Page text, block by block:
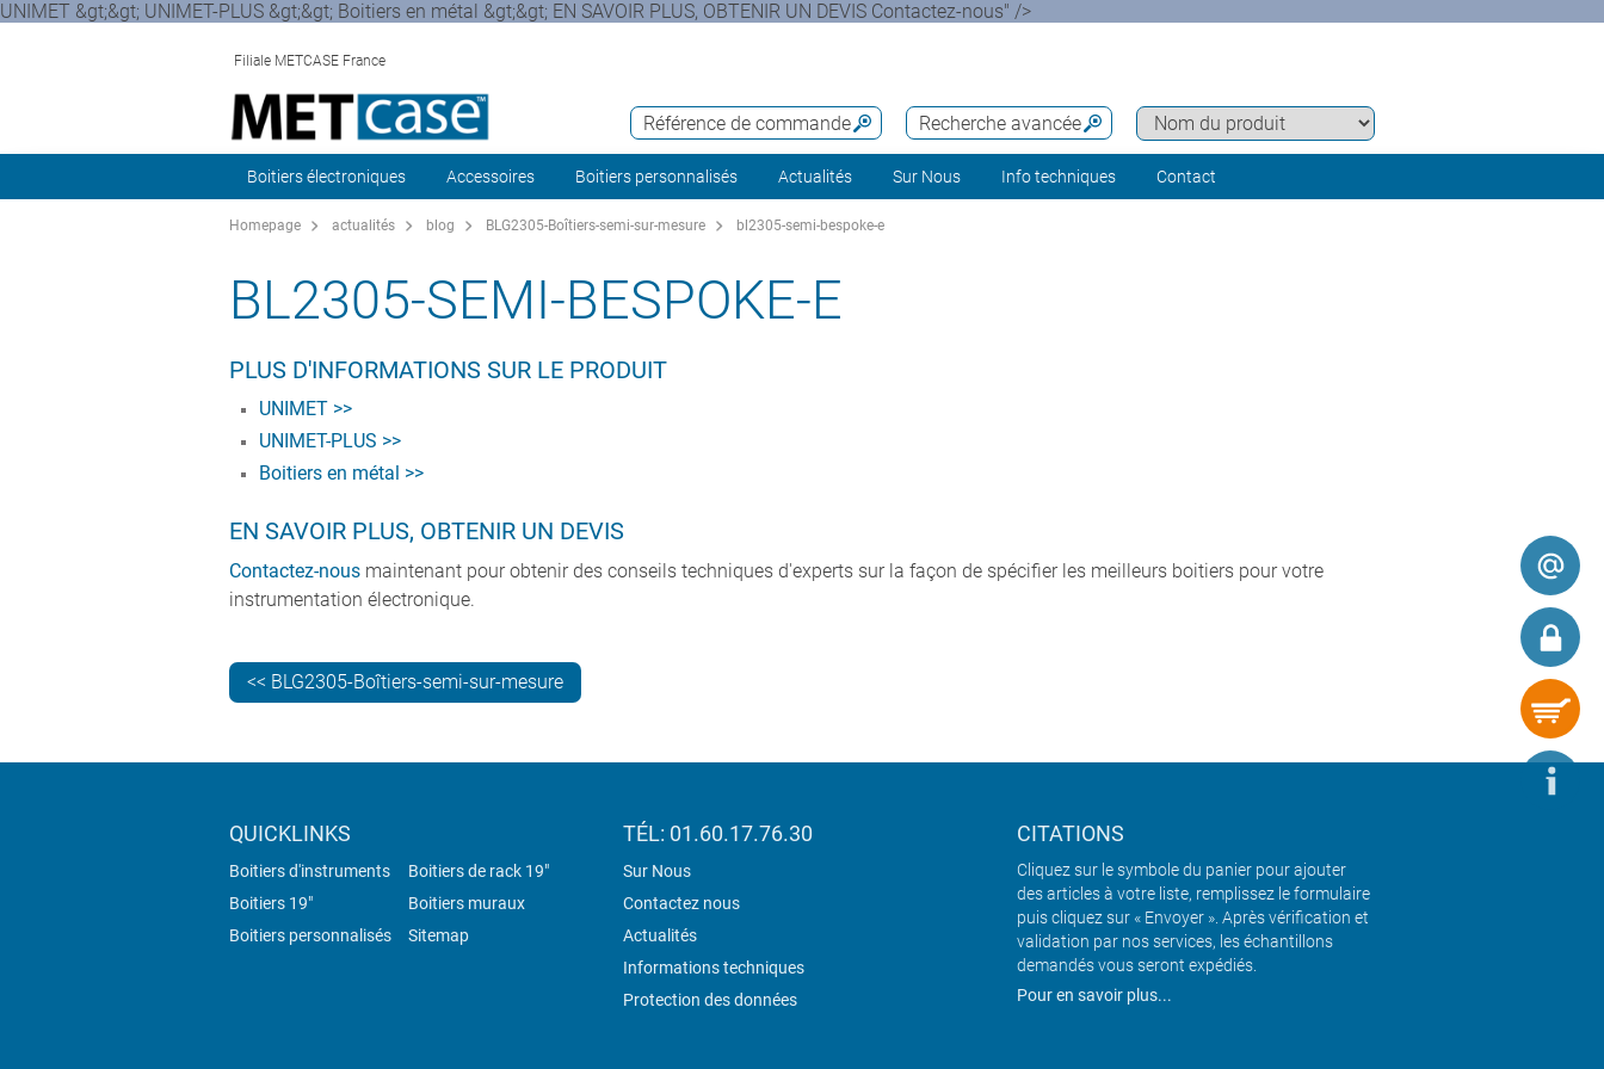
UNIMET &gt;&gt; UNIMET-PLUS &gt;&gt; Boitiers en métal &gt;&gt; EN SAVOIR PLUS, OBTENIR UN DEVIS Contactez-nous" />
Filiale METCASE France
Recherche avancée
Référence de commande
Boitiers électroniques Accessoires Boitiers personnalisés Actualités Sur Nous Info techniques Contact
Homepage actualités blog BLG2305-Boîtiers-semi-sur-mesure bl2305-semi-bespoke-e
BL2305-SEMI-BESPOKE-E
PLUS D'INFORMATIONS SUR LE PRODUIT
UNIMET >>
UNIMET-PLUS >>
Boitiers en métal >>
EN SAVOIR PLUS, OBTENIR UN DEVIS
Contactez-nous maintenant pour obtenir des conseils techniques d'experts sur la façon de spécifier les meilleurs boitiers pour votre
instrumentation électronique.
<< BLG2305-Boîtiers-semi-sur-mesure
QUICKLINKS
Boitiers d'instruments
Boitiers de rack 19"
Boitiers 19"
Boitiers muraux
Boitiers personnalisés
Sitemap
TÉL: 01.60.17.76.30
Sur Nous
Contactez nous
Actualités
Informations techniques
Protection des données
CITATIONS
Cliquez sur le symbole du panier pour ajouter
des articles à votre liste, remplissez le formulaire
puis cliquez sur « Envoyer ». Après vérification et
validation par nos services, les échantillons
demandés vous seront expédiés.
Pour en savoir plus...